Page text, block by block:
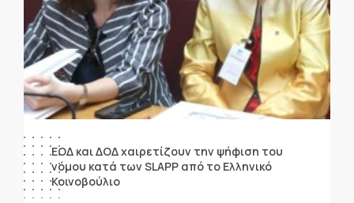
ΕΟΔ και ΔΟΔ χαιρετίζουν την ψήφιση του
νόμου κατά των SLAPP από το Ελληνικό
Κοινοβούλιο